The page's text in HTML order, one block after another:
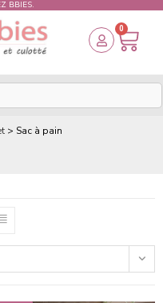
BBIES.
0
> Sac à pain